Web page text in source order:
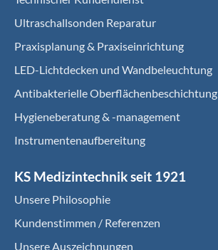
Ultraschallsonden Reparatur
Praxisplanung & Praxiseinrichtung
LED-Lichtdecken und Wandbeleuchtung
Antibakterielle Oberflächenbeschichtung
Hygieneberatung & -management
Instrumentenaufbereitung
KS Medizintechnik seit 1921
Unsere Philosophie
Kundenstimmen / Referenzen
Unsere Auszeichnungen